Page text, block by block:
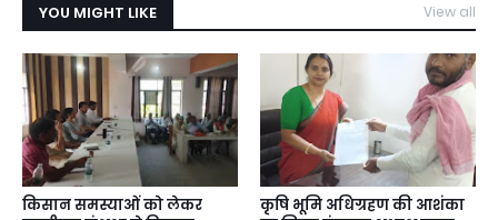
YOU MIGHT LIKE View all
किसान समस्याओं को लेकर
कृषि भूमि अधिग्रहण की आशंका